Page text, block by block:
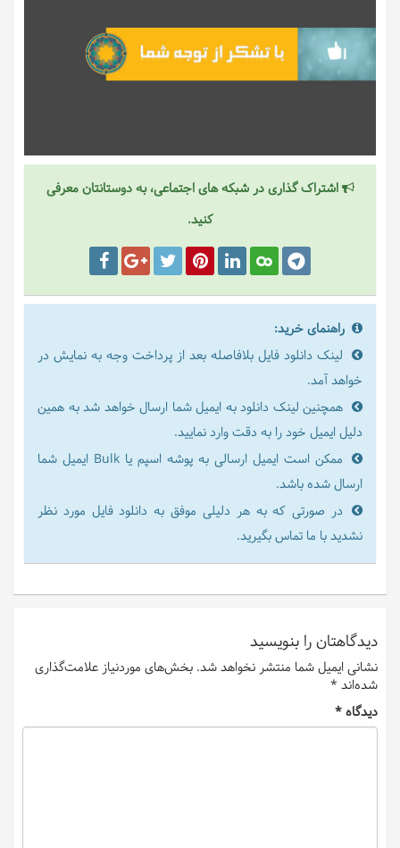
اشتراک گذاری در شبکه های اجتماعی، به دوستانتان معرفی
کنید.
راهنمای خرید:
لینک دانلود فایل بلافاصله بعد از پرداخت وجه به نمایش در
خواهد آمد.
همچنین لینک دانلود به ایمیل شما ارسال خواهد شد به همین
دلیل ایمیل خود را به دقت وارد نمایید.
ممکن است ایمیل ارسالی به پوشه اسپم یا Bulk ایمیل شما
ارسال شده باشد.
در صورتی که به هر دلیلی موفق به دانلود فایل مورد نظر
نشدید با ما تماس بگیرید.
دیدگاهتان را بنویسید
نشانی ایمیل شما منتشر نخواهد شد. بخش‌های موردنیاز علامت‌گذاری
شده‌اند *
دیدگاه*